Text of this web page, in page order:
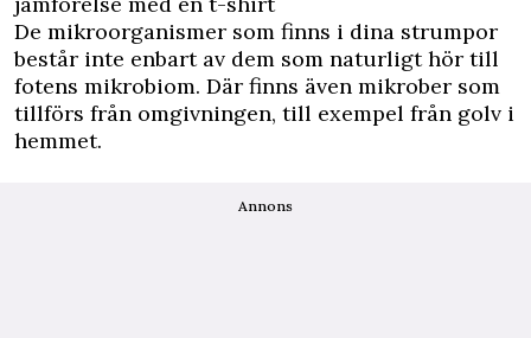
De mikroorganismer som finns i dina strumpor
består inte enbart av dem som naturligt hör till
fotens mikrobiom. Där finns även mikrober som
tillförs från omgivningen, till exempel från golv i
hemmet.
Annons